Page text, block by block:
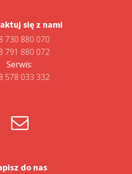
się z nami
730 880 070
791 880 072
Serwis:
578 033 332
do nas